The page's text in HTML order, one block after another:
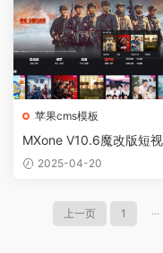
苹果cms模板
MXone V10.6魔改版短
气海报样式
2025-04-20
上一页 1 ···